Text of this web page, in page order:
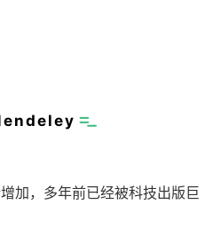
加，多年前已经被科技出版巨